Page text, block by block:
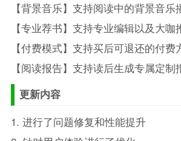
【背景音乐】支持阅读中的背景音乐
【专业荐书】支持专业编辑以及大咖
【付费模式】支持买后可退还的付费
【阅读报告】支持读后生成专属定制
更新内容
1. 进行了问题修复和性能提升